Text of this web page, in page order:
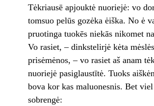
Tėkriausē apjouktė nuoriejė: vo
tomsuo pelūs gozėka ėiška. No ė
pruotinga tuokēs niekās nikomet
Vo rasiet, – dinkstelirjė kėta
prisėmėnos, – vo rasiet aš anam
nuoriejė pasiglaustītė. Tuoks
bova kor kas maluonesnis. Bet
sobrengė: